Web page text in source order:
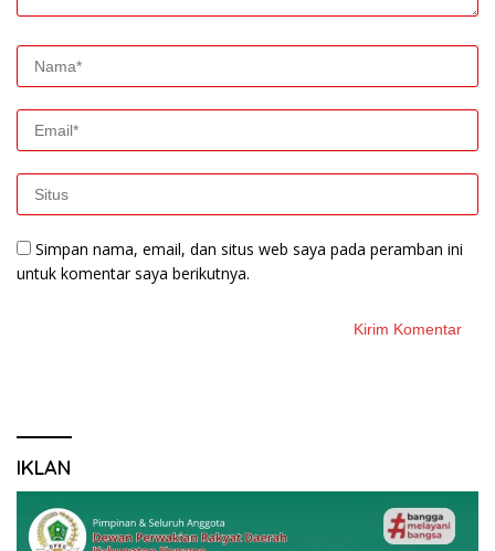
Simpan nama, email, dan situs web saya pada peramban ini
untuk komentar saya berikutnya.
IKLAN